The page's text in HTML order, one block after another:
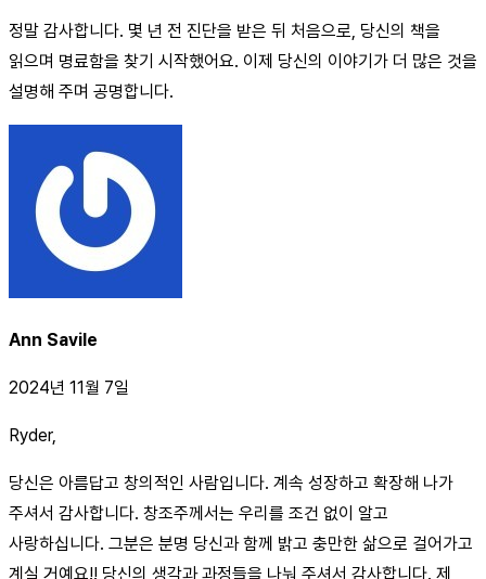
정말 감사합니다. 몇 년 전 진단을 받은 뒤 처음으로, 당신의 책을
읽으며 명료함을 찾기 시작했어요. 이제 당신의 이야기가 더 많은 것을
설명해 주며 공명합니다.
Ann Savile
2024년 11월 7일
Ryder,
당신은 아름답고 창의적인 사람입니다. 계속 성장하고 확장해 나가
주셔서 감사합니다. 창조주께서는 우리를 조건 없이 알고
사랑하십니다. 그분은 분명 당신과 함께 밝고 충만한 삶으로 걸어가고
계실 거예요!! 당신의 생각과 과정들을 나눠 주셔서 감사합니다. 제